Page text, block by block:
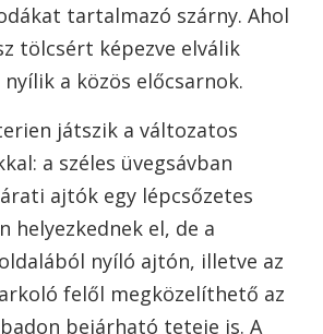
tartalmazó szárny. Ahol
tölcsért képezve elválik
a közös előcsarnok.
játszik a változatos
a széles üvegsávban
ajtók egy lépcsőzetes
helyezkednek el, de a
nyíló ajtón, illetve az
felől megközelíthető az
bejárható teteje is. A